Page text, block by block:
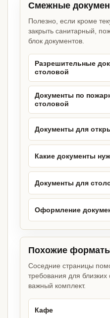
Смежные
Полезно, если кроме
закрыть санитарный,
блок документов.
Разрешительные
столовой
Документы по
столовой
Документы для
Какие документы
Документы для
Оформление
Похожие
Соседние страницы
требования для
важный комплект.
Кафе